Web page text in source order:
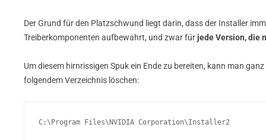
Der Grund für den Platzschwund liegt darin, dass der Installer
Treiberkomponenten aufbewahrt, und zwar fürjede Version, die
Um diesem hirnrissigen Spuk ein Ende zu bereiten, kann man
folgendem Verzeichnis löschen:
C:\Program Files\NVIDIA Corporation\Installer2